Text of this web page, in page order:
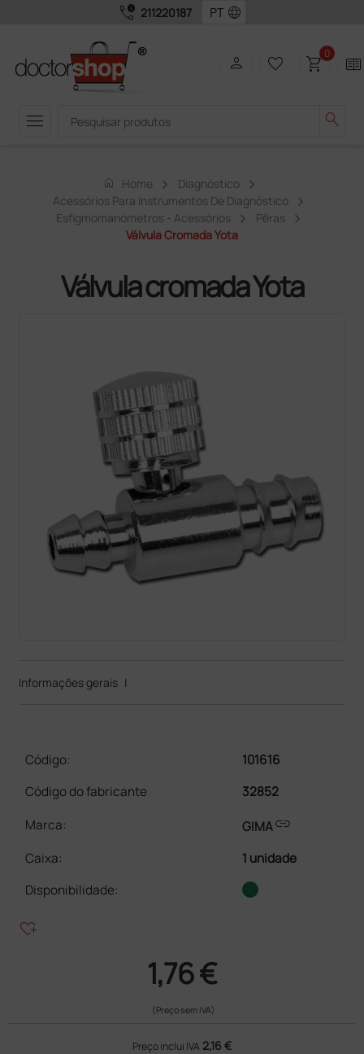
call_quality 211220187 language
menu search
person favorite_border shopping_cart0 two_pager
home Home
Diagnóstico
Acessórios Para Instrumentos De Diagnóstico
Esfigmomanómetros - Acessórios
Pêras
Válvula Cromada Yota
Válvula cromada Yota
Informações gerais |
Código:
101616
Código do fabricante
32852
Marca:
GIMAlink
Caixa:
1 unidade
Disponibilidade:
heart_plus
1,76 €
(Preço sem IVA)
Preço inclui IVA 2,16 €